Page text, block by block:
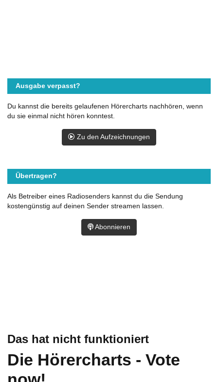
Das hat nicht funktioniert
Die Hörercharts - Vote
Ausgabe verpasst?
Du kannst die bereits gelaufenen Hörercharts nachhören, wenn
du sie einmal nicht hören konntest.
Zu den Aufzeichnungen
Übertragen?
Als Betreiber eines Radiosenders kannst du die Sendung
kostengünstig auf deinen Sender streamen lassen.
Abonnieren